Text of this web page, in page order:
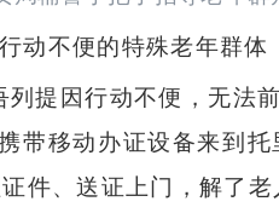
动不便的特殊老年群
列提因行动不便，无法
带移动办证设备来到
件、送证上门，解了